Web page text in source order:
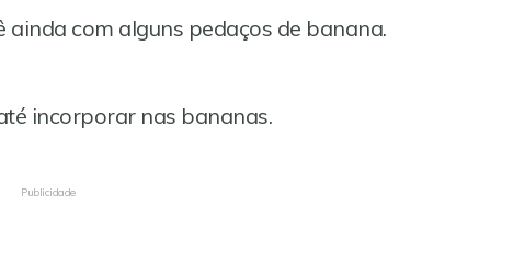
ainda com alguns pedaços de banana.
incorporar nas bananas.
Publicidade